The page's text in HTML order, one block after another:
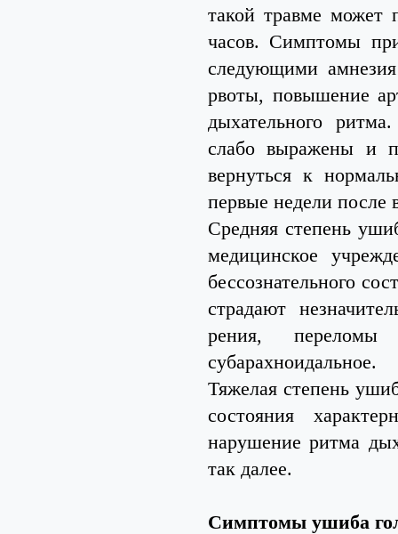
такой травме может
часов. Симптомы
следующими амнезия
рвоты, повышение
дыхательного
слабо выражены и
вернуться к
первые недели после
Средняя степень
медицинское
бессознательного
страдают
рения, переломы
субарахноидальное.
Тяжелая степень
состояния
нарушение ритма
так далее.
Симптомы ушиба